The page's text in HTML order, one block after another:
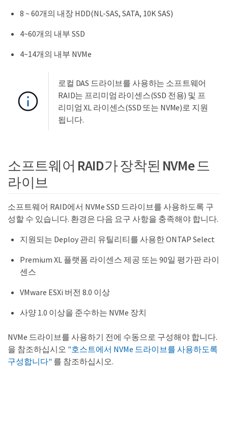
8 ~ 60개의 내장 HDD(NL-SAS, SATA, 10K SAS)
4~60개의 내부 SSD
4~14개의 내부 NVMe
로컬 DAS 드라이브를 사용하는 소프트웨어
RAID는 프리미엄 라이센스(SSD 전용) 및 프
리미엄 XL 라이센스(SSD 또는 NVMe)로 지원
됩니다.
소프트웨어 RAID가 장착된 NVMe 드
라이브
소프트웨어 RAID에서 NVMe SSD 드라이브를 사용하도록 구
성할 수 있습니다. 환경은 다음 요구 사항을 충족해야 합니다.
지원되는 Deploy 관리 유틸리티를 사용한 ONTAP Select
Premium XL 플랫폼 라이센스 제공 또는 90일 평가판 라이
센스
VMware ESXi 버전 8.0 이상
사양 1.0 이상을 준수하는 NVMe 장치
NVMe 드라이브를 사용하기 전에 수동으로 구성해야 합니다.
을 참조하십시오 "호스트에서 NVMe 드라이브를 사용하도록
구성합니다" 를 참조하십시오.